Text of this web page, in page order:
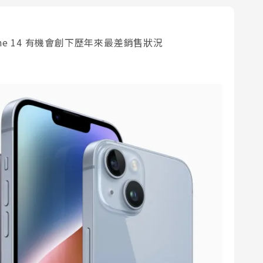
14 有機會創下歷年來最差銷售狀況